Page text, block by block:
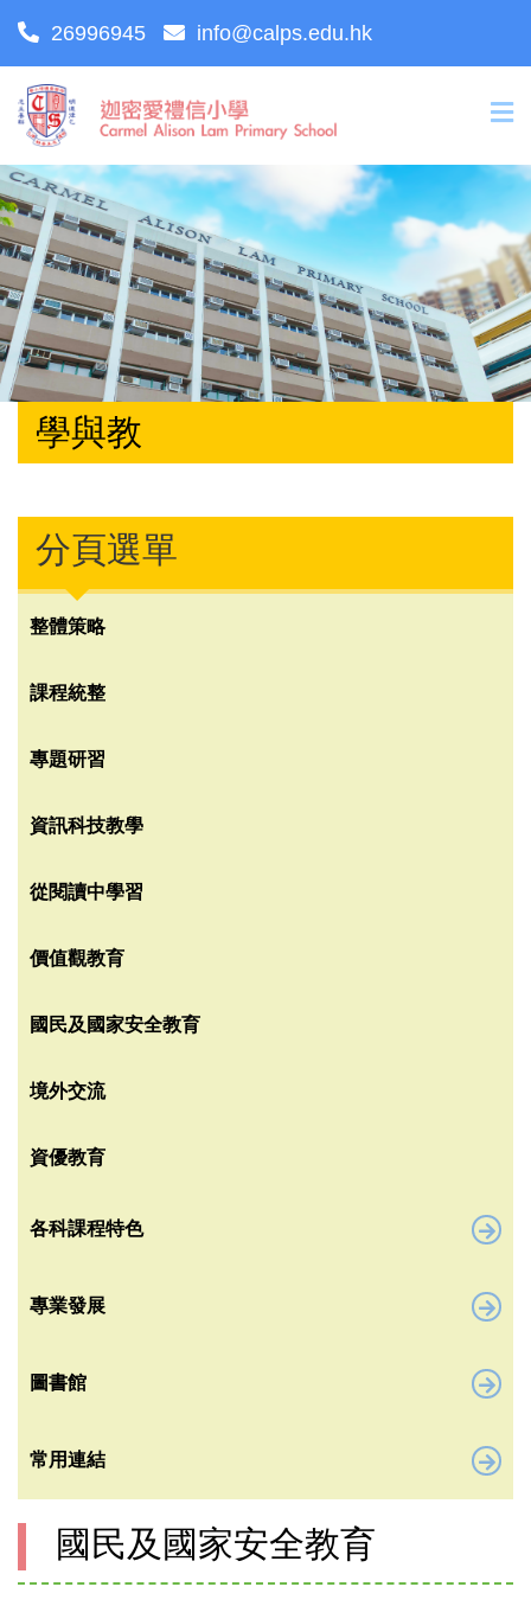
26996945 info@calps.edu.hk
學與教
分頁選單
整體策略
課程統整
專題研習
資訊科技教學
從閱讀中學習
價值觀教育
國民及國家安全教育
境外交流
資優教育
各科課程特色
專業發展
圖書館
常用連結
國民及國家安全教育